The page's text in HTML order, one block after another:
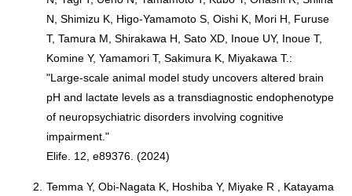
N, Shimizu K, Higo-Yamamoto S, Oishi K, Mori H, Furuse
T, Tamura M, Shirakawa H, Sato XD, Inoue UY, Inoue T,
Komine Y, Yamamori T, Sakimura K, Miyakawa T.:
"Large-scale animal model study uncovers altered brain
pH and lactate levels as a transdiagnostic endophenotype
of neuropsychiatric disorders involving cognitive
impairment."
Elife. 12, e89376. (2024)
2.
Temma Y, Obi-Nagata K, Hoshiba Y, Miyake R , Katayama